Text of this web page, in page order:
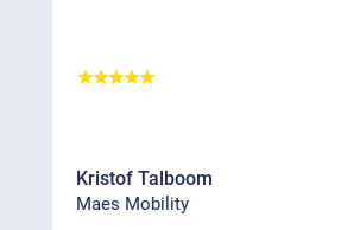
Kristof Talboom
Maes Mobility